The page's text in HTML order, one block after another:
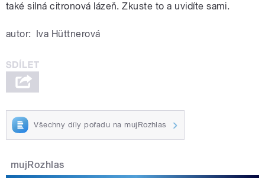
také silná citronová lázeň. Zkuste to a uvidíte sami.
autor: Iva Hüttnerová
Všechny díly pořadu na mujRozhlas
mujRozhlas